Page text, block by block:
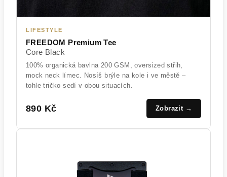
LIFESTYLE
FREEDOM Premium Tee
Core Black
100% organická bavlna 200 GSM, oversized střih,
mock neck límec. Nosíš brýle na kole i ve městě –
tohle tričko sedí v obou situacích.
890 Kč Zobrazit →